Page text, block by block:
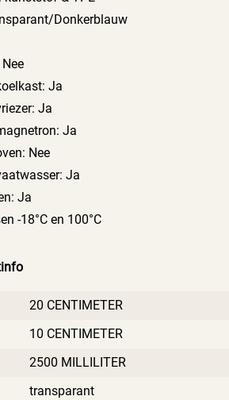
Donkerblauw
Ja
Ja
Ja
Nee
Ja
Ja
-18°C en 100°C
20 CENTIMETER
10 CENTIMETER
2500 MILLILITER
transparant